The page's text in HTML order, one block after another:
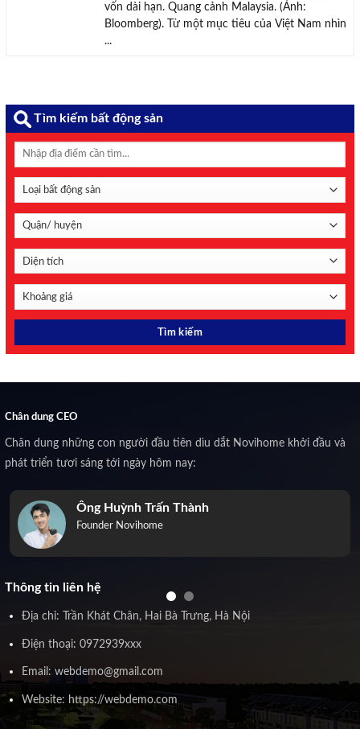
vốn dài hạn. Quang cảnh Malaysia. (Ảnh:
Bloomberg). Từ một mục tiêu của Việt Nam nhìn
...
Tìm kiếm bất động sản
Chân dung CEO
Chân dung những con người đầu tiên dìu dắt Novihome khởi đầu và
phát triển tươi sáng tới ngày hôm nay:
Ông Huỳnh Trấn Thành
Founder Novihome
Thông tin liên hệ
Địa chỉ: Trần Khát Chân, Hai Bà Trưng, Hà Nội
Điện thoại: 0972939xxx
Email: webdemo@gmail.com
Website: https://webdemo.com